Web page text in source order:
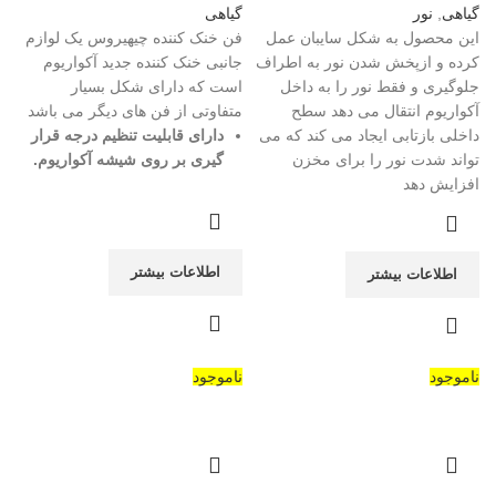
گیاهی, نور
این محصول به شکل سایبان عمل
کرده و ازپخش شدن نور به اطراف
جلوگیری و فقط نور را به داخل
آکواریوم انتقال می دهد سطح
داخلی بازتابی ایجاد می کند که می
تواند شدت نور را برای مخزن
افزایش دهد
اطلاعات بیشتر
گیاهی
فن خنک کننده چیهیروس یک لوازم
جانبی خنک کننده جدید آکواریوم
است که دارای شکل بسیار
متفاوتی از فن های دیگر می باشد
دارای قابلیت تنظیم درجه قرار
گیری بر روی شیشه آکواریوم.
اطلاعات بیشتر
ناموجود ناموجود